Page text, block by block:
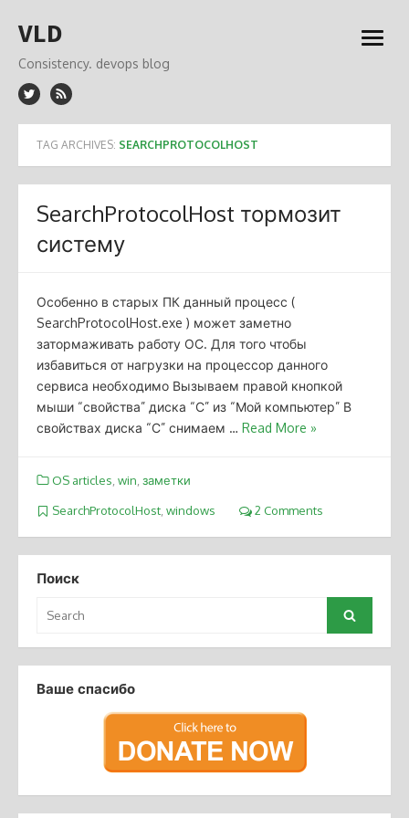
to
VLD
Consistency. devops blog
open
TAG ARCHIVES: SEARCHPROTOCOLHOST
SearchProtocolHost тормозит
систему
Особенно в старых ПК данный процесс (
SearchProtocolHost.exe ) может заметно
затормаживать работу ОС. Для того чтобы
избавиться от нагрузки на процессор данного
сервиса необходимо Вызываем правой кнопкой
мыши “свойства” диска “С” из “Мой компьютер” В
свойствах диска “С” снимаем … Read More »
OS articles win заметки
SearchProtocolHost, windows 2 Comments
Поиск
for:
Search
Ваше спасибо